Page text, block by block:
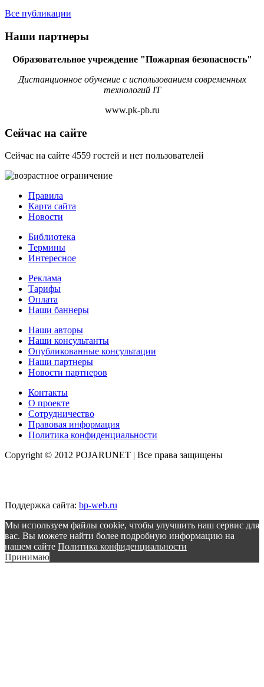
Все публикации
Наши партнеры
Образовательное учреждение "Пожарная безопасность"
Дистанционное обучение с использованием современных
технологий IT
www.pk-pb.ru
Сейчас на сайте
Сейчас на сайте 4559 гостей и нет пользователей
Правила
Карта сайта
Новости
Библиотека
Термины
Интересное
Реклама
Тарифы
Оплата
Наши баннеры
Наши авторы
Наши консультанты
Опубликованные консультации
Наши партнеры
Новости партнеров
Контакты
О проекте
Сотрудничество
Правовая информация
Политика конфиденциальности
Copyright © 2012 POJARUNET | Все права защищены
Поддержка сайта: bp-web.ru
Мы используем файлы cookie, чтобы улучшить наш сервис для
вас. Вы можете найти более подробную информацию на
нашем сайте Политика конфиденциальности
Принимаю